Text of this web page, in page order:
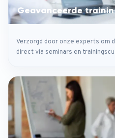
Geavanceerde
Verzorgd door onze experts om
direct via seminars en